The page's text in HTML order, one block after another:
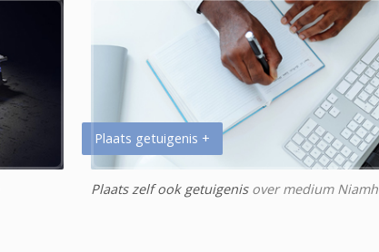
Plaats getuigenis +
Plaats zelf ook getuigenisover medium Niamh